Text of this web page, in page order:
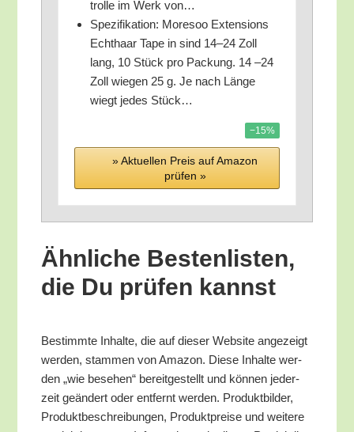
trol­le im Werk von…
Spe­zi­fi­ka­ti­on: More­soo Exten­si­ons
Echt­haar Tape in sind 14–24 Zoll
lang, 10 Stück pro Packung. 14 –24
Zoll wie­gen 25 g. Je nach Län­ge
wiegt jedes Stück…
−15%
» Aktu­el­len Preis auf Ama­zon
prü­fen »
Ähn­li­che Bes­ten­lis­ten,
die Du prü­fen kannst
Bestimm­te Inhal­te, die auf die­ser Web­site ange­zeigt
wer­den, stam­men von Ama­zon. Die­se Inhal­te wer­
den „wie bese­hen“ bereit­ge­stellt und kön­nen jeder­
zeit geän­dert oder ent­fernt wer­den. Pro­dukt­bil­der,
Pro­dukt­be­schrei­bun­gen, Pro­dukt­prei­se und wei­te­re